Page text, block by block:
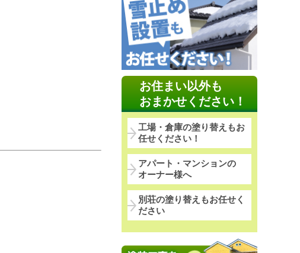
お住まい以外も
おまかせください！
工場・倉庫の塗り替えもお
任せください！
アパート・マンションの
オーナー様へ
別荘の塗り替えもお任せく
ださい